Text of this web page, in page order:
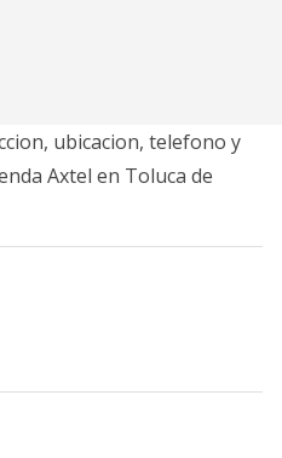
ubicacion, telefono y
Axtel en Toluca de